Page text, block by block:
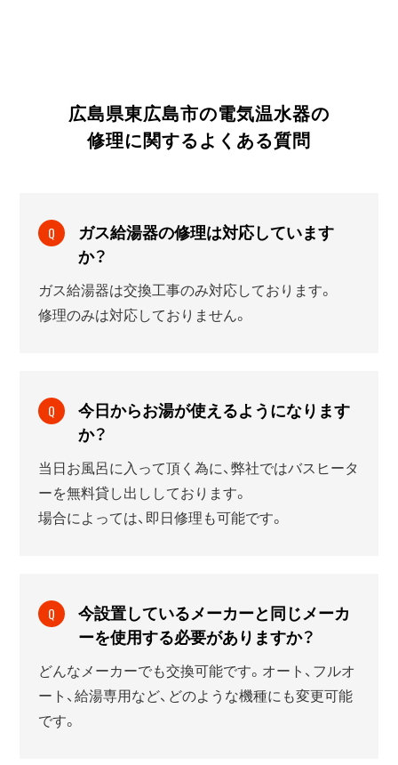
広島県東広島市の電気温水器の
修理に関するよくある質問
Q
ガス給湯器の修理は対応しています
か？
ガス給湯器は交換工事のみ対応しております。
修理のみは対応しておりません。
Q
今日からお湯が使えるようになります
か？
当日お風呂に入って頂く為に、弊社ではバスヒータ
ーを無料貸し出ししております。
場合によっては、即日修理も可能です。
Q
今設置しているメーカーと同じメーカ
ーを使用する必要がありますか？
どんなメーカーでも交換可能です。オート、フルオ
ート、給湯専用など、どのような機種にも変更可能
です。